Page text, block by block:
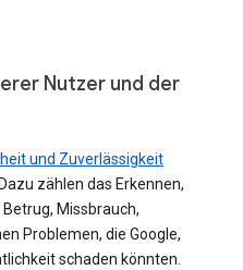
Nutzer und der
und Zuverlässigkeit
zählen das Erkennen,
Missbrauch,
Problemen, die Google,
schaden könnten.